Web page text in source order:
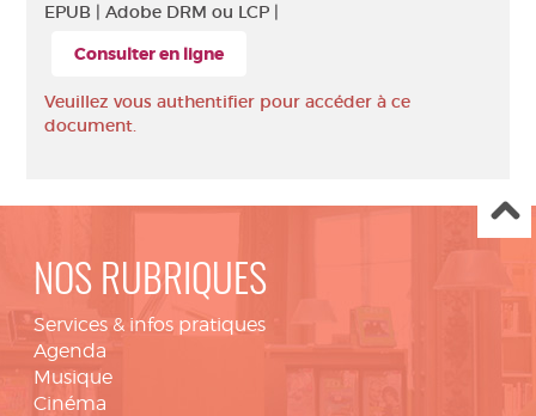
EPUB | Adobe DRM ou LCP |
Consulter en ligne
Veuillez vous authentifier pour accéder à ce
document.
NOS RUBRIQUES
Services & infos pratiques
Agenda
Musique
Cinéma